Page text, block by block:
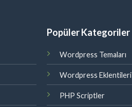
Popüler Kategoriler
Wordpress Temaları
Wordpress Eklentileri
PHP Scriptler